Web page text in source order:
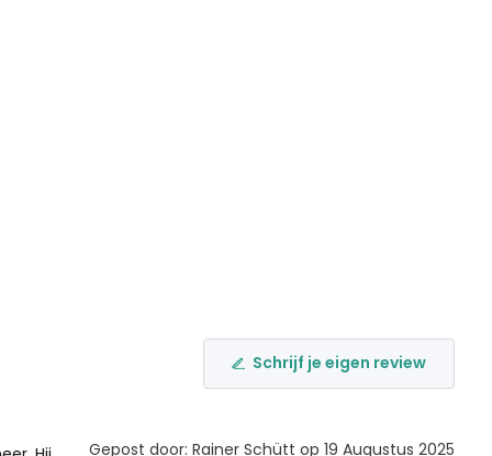
Schrijf je eigen review
Gepost door: Rainer Schütt op 19 Augustus 2025